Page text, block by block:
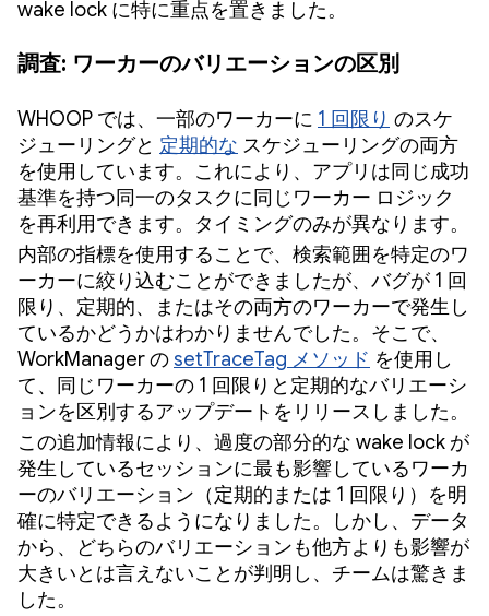
wake lock に特に重点を置きました。
調査: ワーカーのバリエーションの区別
WHOOP では、一部のワーカーに 1 回限り のスケ
ジューリングと 定期的な スケジューリングの両方
を使用しています。これにより、アプリは同じ成功
基準を持つ同一のタスクに同じワーカー ロジック
を再利用できます。タイミングのみが異なります。
内部の指標を使用することで、検索範囲を特定のワ
ーカーに絞り込むことができましたが、バグが 1 回
限り、定期的、またはその両方のワーカーで発生し
ているかどうかはわかりませんでした。そこで、
WorkManager のsetTraceTag メソッド を使用し
て、同じワーカーの 1 回限りと定期的なバリエーシ
ョンを区別するアップデートをリリースしました。
この追加情報により、過度の部分的な wake lock が
発生しているセッションに最も影響しているワーカ
ーのバリエーション（定期的または 1 回限り）を明
確に特定できるようになりました。しかし、データ
から、どちらのバリエーションも他方よりも影響が
大きいとは言えないことが判明し、チームは驚きま
した。